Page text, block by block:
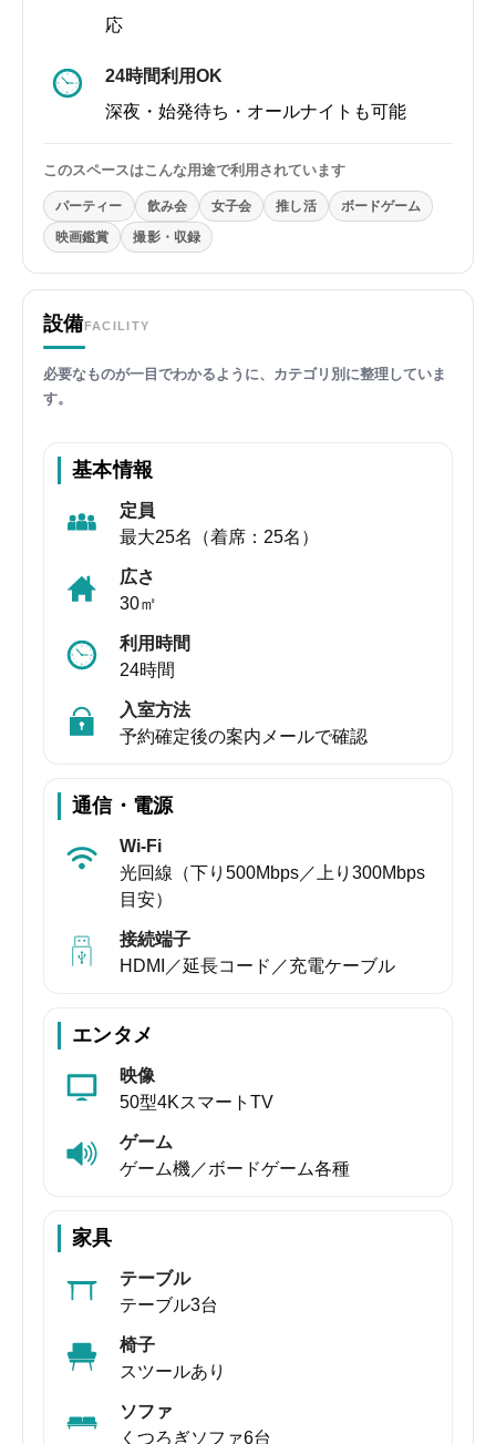
応
24時間利用OK
深夜・始発待ち・オールナイトも可能
このスペースはこんな用途で利用されています
パーティー 飲み会 女子会 推し活
ボードゲーム
映画鑑賞
撮影・収録
設備FACILITY
必要なものが一目でわかるように、カテゴリ別に整理していま
す。
基本情報
定員
最大25名（着席：25名）
広さ
30㎡
利用時間
24時間
入室方法
予約確定後の案内メールで確認
通信・電源
Wi-Fi
光回線（下り500Mbps／上り300Mbps
目安）
接続端子
HDMI／延長コード／充電ケーブル
エンタメ
映像
50型4KスマートTV
ゲーム
ゲーム機／ボードゲーム各種
家具
テーブル
テーブル3台
椅子
スツールあり
ソファ
くつろぎソファ6台